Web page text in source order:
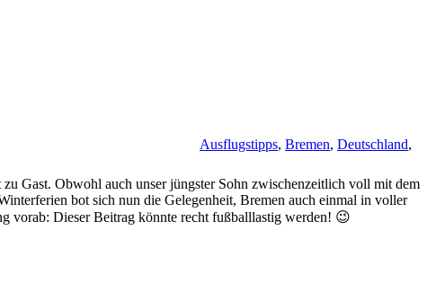
Ausflugstipps, Bremen, Deutschland,
Gast. Obwohl auch unser jüngster Sohn zwischenzeitlich voll mit dem
bot sich nun die Gelegenheit, Bremen auch einmal in voller
vorab: Dieser Beitrag könnte recht fußballlastig werden! 😉